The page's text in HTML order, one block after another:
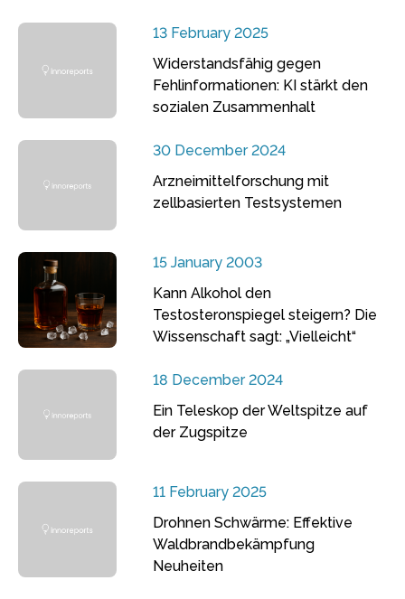
13 February 2025
Widerstandsfähig gegen
Fehlinformationen: KI stärkt den
sozialen Zusammenhalt
30 December 2024
Arzneimittelforschung mit
zellbasierten Testsystemen
15 January 2003
Kann Alkohol den
Testosteronspiegel steigern? Die
Wissenschaft sagt: „Vielleicht“
18 December 2024
Ein Teleskop der Weltspitze auf
der Zugspitze
11 February 2025
Drohnen Schwärme: Effektive
Waldbrandbekämpfung
Neuheiten